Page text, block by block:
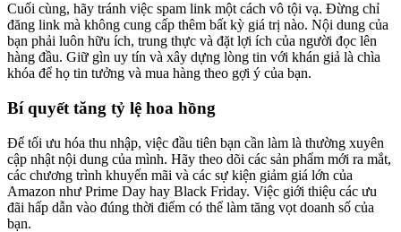
Cuối cùng, hãy tránh việc spam link một cách vô tội vạ. Đừng chỉ
đăng link mà không cung cấp thêm bất kỳ giá trị nào. Nội dung của
bạn phải luôn hữu ích, trung thực và đặt lợi ích của người đọc lên
hàng đầu. Giữ gìn uy tín và xây dựng lòng tin với khán giả là chìa
khóa để họ tin tưởng và mua hàng theo gợi ý của bạn.
Bí quyết tăng tỷ lệ hoa hồng
Để tối ưu hóa thu nhập, việc đầu tiên bạn cần làm là thường xuyên
cập nhật nội dung của mình. Hãy theo dõi các sản phẩm mới ra mắt,
các chương trình khuyến mãi và các sự kiện giảm giá lớn của
Amazon như Prime Day hay Black Friday. Việc giới thiệu các ưu
đãi hấp dẫn vào đúng thời điểm có thể làm tăng vọt doanh số của
bạn.